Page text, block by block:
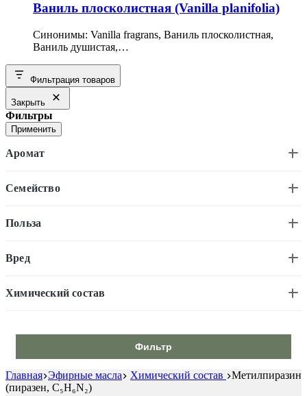
Ваниль плосколистная (Vanilla planifolia)
Синонимы: Vanilla fragrans, Ваниль плосколистная,
Ваниль душистая,…
Фильтрация товаров
Закрыть
Фильтры
Применить
Аромат
Семейство
Польза
Вред
Химический состав
Фильтр
Главная Эфирные масла Химический состав
Метилпиразин
(пиразен, C₅H₆N₂)